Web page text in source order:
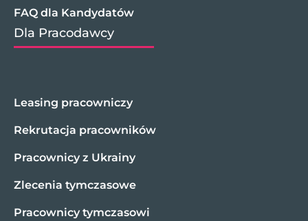
FAQ dla Kandydatów
Dla Pracodawcy
Leasing pracowniczy
Rekrutacja pracowników
Pracownicy z Ukrainy
Zlecenia tymczasowe
Pracownicy tymczasowi